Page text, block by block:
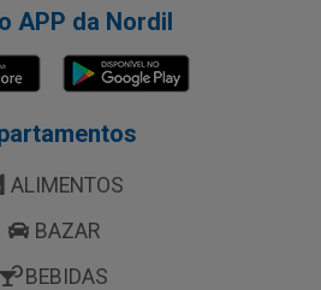
APP da Nordil
ALIMENTOS
BAZAR
BEBIDAS